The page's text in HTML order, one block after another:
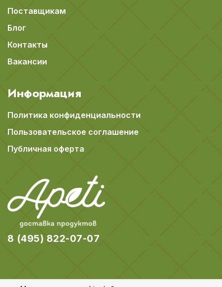
Поставщикам
Блог
Контакты
Вакансии
Информация
Политика конфиденциальности
Пользовательское соглашение
Публичная оферта
8 (495) 822-07-07